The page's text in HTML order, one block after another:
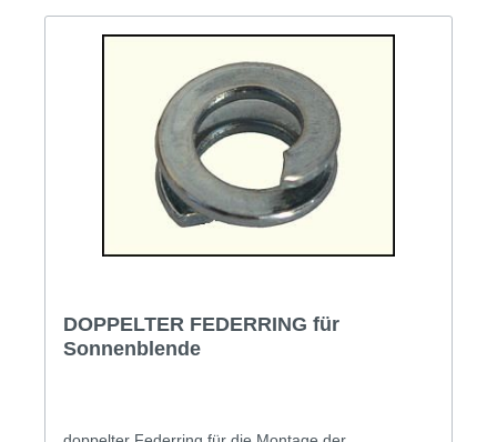
DOPPELTER FEDERRING für
Sonnenblende